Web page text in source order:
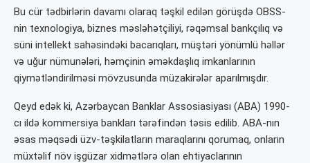
Bu cür tədbirlərin davamı olaraq təşkil edilən görüşdə OBSS-
nin texnologiya, biznes məsləhətçiliyi, rəqəmsal bankçılıq və
süni intellekt sahəsindəki bacarıqları, müştəri yönümlü həllər
və uğur nümunələri, həmçinin əməkdaşlıq imkanlarının
qiymətləndirilməsi mövzusunda müzakirələr aparılmışdır.
Qeyd edək ki, Azərbaycan Banklar Assosiasiyası (ABA) 1990-
cı ildə kommersiya bankları tərəfindən təsis edilib. ABA-nın
əsas məqsədi üzv-təşkilatların maraqlarını qorumaq, onların
müxtəlif növ işgüzar xidmətlərə olan ehtiyaclarının